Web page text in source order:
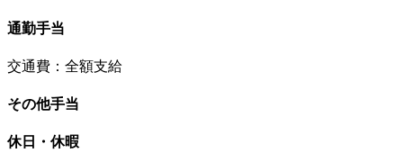
通勤手当
交通費：全額支給
その他手当
休日・休暇